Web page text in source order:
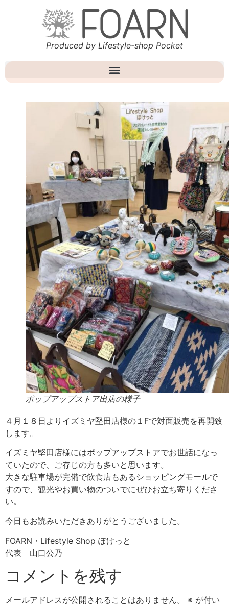
Produced by Lifestyle-shop Pocket
ポップアップストア出店の様子
４月１８日よりイズミヤ堅田店様の１Fで対面販売を再開致
します。
イズミヤ堅田店様にはポップアップストアでお世話になっ
ていたので、ご存じの方も多いと思います。
大きな駐車場が完備で飲食店もあるショッピングモールで
すので、観光やお買い物のついでにぜひお立ち寄りくださ
い。
今日もお読みいただきありがとうございました。
FOARN・Lifestyle Shop ぽけっと
代表 山口公乃
コメントを残す
メールアドレスが公開されることはありません。 ※ が付い